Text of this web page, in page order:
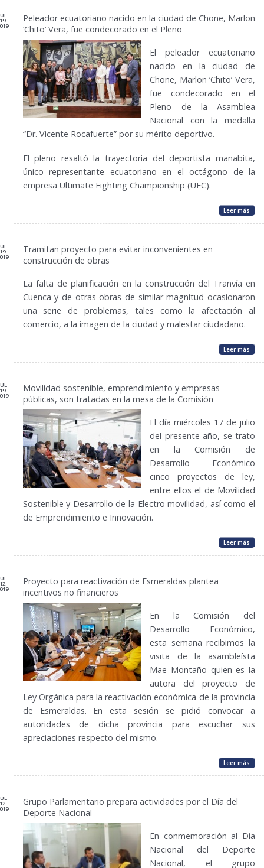
19
Peleador ecuatoriano nacido en la ciudad de Chone, Marlon
‘Chito’ Vera, fue condecorado en el Pleno
El peleador ecuatoriano
nacido en la ciudad de
Chone, Marlon ‘Chito’ Vera,
fue condecorado en el
Pleno de la Asamblea
Nacional con la medalla
“Dr. Vicente Rocafuerte” por su mérito deportivo.
El pleno resaltó la trayectoria del deportista manabita,
único representante ecuatoriano en el octágono de la
empresa Ultimate Fighting Championship (UFC).
Leer más
19
Tramitan proyecto para evitar inconvenientes en
construcción de obras
La falta de planificación en la construcción del Tranvía en
Cuenca y de otras obras de similar magnitud ocasionaron
una serie de problemas, tales como la afectación al
comercio, a la imagen de la ciudad y malestar ciudadano.
Leer más
19
Movilidad sostenible, emprendimiento y empresas
públicas, son tratadas en la mesa de la Comisión
El día miércoles 17 de julio
del presente año, se trato
en la Comisión de
Desarrollo Económico
cinco proyectos de ley,
entre ellos el de Movilidad
Sostenible y Desarrollo de la Electro movilidad, así como el
de Emprendimiento e Innovación.
Leer más
12
Proyecto para reactivación de Esmeraldas plantea
incentivos no financieros
En la Comisión del
Desarrollo Económico,
esta semana recibimos la
visita de la asambleísta
Mae Montaño quien es la
autora del proyecto de
Ley Orgánica para la reactivación económica de la provincia
de Esmeraldas. En esta sesión se pidió convocar a
autoridades de dicha provincia para escuchar sus
apreciaciones respecto del mismo.
Leer más
12
Grupo Parlamentario prepara actividades por el Día del
Deporte Nacional
En conmemoración al Día
Nacional del Deporte
Nacional, el grupo